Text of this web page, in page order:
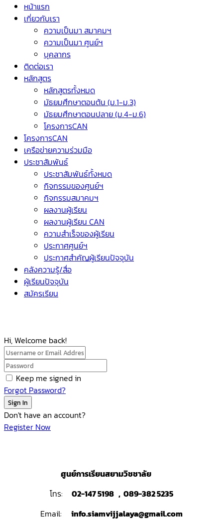
หน้าแรก
เกี่ยวกับเรา
ความเป็นมา สมาคมฯ
ความเป็นมา ศูนย์ฯ
บุคลากร
ติดต่อเรา
หลักสูตร
หลักสูตรทั้งหมด
มัธยมศึกษาตอนต้น (ม.1-ม.3)
มัธยมศึกษาตอนปลาย (ม.4-ม.6)
โครงการCAN
โครงการCAN
เครือข่ายความร่วมมือ
ประชาสัมพันธ์
ประชาสัมพันธ์ทั้งหมด
กิจกรรมของศูนย์ฯ
กิจกรรมสมาคมฯ
ผลงานผู้เรียน
ผลงานผู้เรียน CAN
ความสำเร็จของผู้เรียน
ประกาศศูนย์ฯ
ประกาศสำคัญผู้เรียนปัจจุบัน
คลังความรู้/สื่อ
ผู้เรียนปัจจุบัน
สมัครเรียน
Hi, Welcome back!
Keep me signed in
Forgot Password?
Sign In
Don't have an account?
Register Now
ศูนย์การเรียนสยามวิชชาลัย
โทร:
02-147 5198 , 089-382 5235
Email:
info.siamvijjalaya@gmail.com